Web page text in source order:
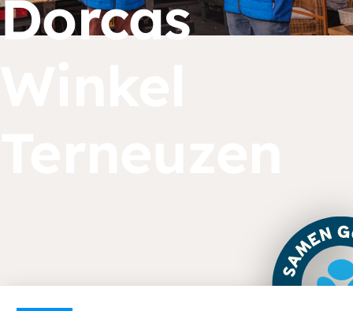
Dorcas
Je kunt eenmalig of periodiek doneren via onze